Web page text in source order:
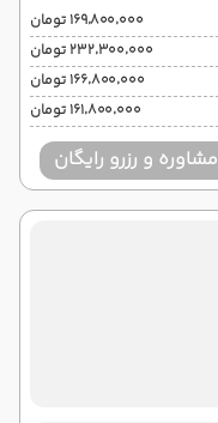
۱۶۹٬۸۰۰٬۰۰۰ تومان
۲۳۲٬۳۰۰٬۰۰۰ تومان
۱۶۶٬۸۰۰٬۰۰۰ تومان
۱۶۱٬۸۰۰٬۰۰۰ تومان
مشاوره و رزرو رایگان